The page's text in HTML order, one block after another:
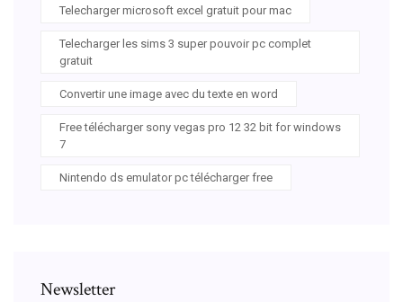
Telecharger microsoft excel gratuit pour mac
Telecharger les sims 3 super pouvoir pc complet
gratuit
Convertir une image avec du texte en word
Free télécharger sony vegas pro 12 32 bit for windows
7
Nintendo ds emulator pc télécharger free
Newsletter